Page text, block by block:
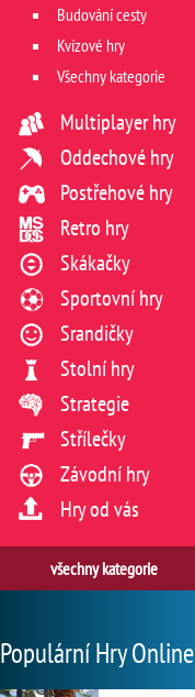
Budování cesty
Kvízové hry
Všechny kategorie
Multiplayer hry
Oddechové hry
Postřehové hry
Retro hry
Skákačky
Sportovní hry
Srandičky
Stolní hry
Strategie
Střílečky
Závodní hry
Hry od vás
všechny kategorie
Populární Hry Online